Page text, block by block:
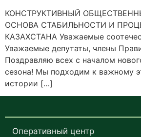
КОНСТРУКТИВНЫЙ
ОСНОВА СТАБИЛЬНОСТИ И
КАЗАХСТАНА Уважаемые
Уважаемые депутаты, члены
Поздравляю всех с началом
сезона! Мы подходим к важному
истории […]
Оперативный центр